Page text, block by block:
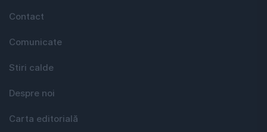
Contact
Comunicate
Stiri calde
Despre noi
Carta editorială